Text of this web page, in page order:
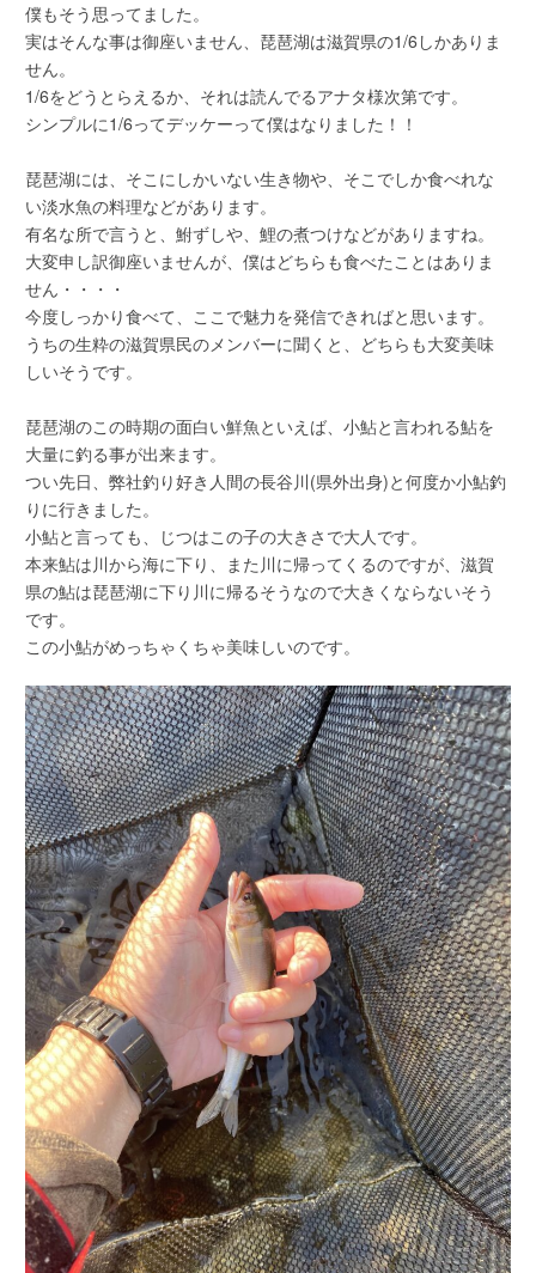
僕もそう思ってました。
実はそんな事は御座いません、琵琶湖は滋賀県の1/6しかありま
せん。
1/6をどうとらえるか、それは読んでるアナタ様次第です。
シンプルに1/6ってデッケーって僕はなりました！！
琵琶湖には、そこにしかいない生き物や、そこでしか食べれな
い淡水魚の料理などがあります。
有名な所で言うと、鮒ずしや、鯉の煮つけなどがありますね。
大変申し訳御座いませんが、僕はどちらも食べたことはありま
せん・・・・
今度しっかり食べて、ここで魅力を発信できればと思います。
うちの生粋の滋賀県民のメンバーに聞くと、どちらも大変美味
しいそうです。
琵琶湖のこの時期の面白い鮮魚といえば、小鮎と言われる鮎を
大量に釣る事が出来ます。
つい先日、弊社釣り好き人間の長谷川(県外出身)と何度か小鮎釣
りに行きました。
小鮎と言っても、じつはこの子の大きさで大人です。
本来鮎は川から海に下り、また川に帰ってくるのですが、滋賀
県の鮎は琵琶湖に下り川に帰るそうなので大きくならないそう
です。
この小鮎がめっちゃくちゃ美味しいのです。